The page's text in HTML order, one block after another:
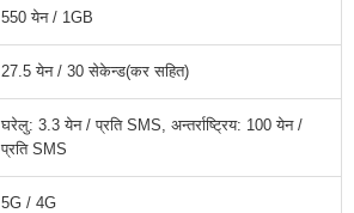
550 येन / 1GB
27.5 येन / 30 सेकेन्ड(कर सहित)
घरेलु: 3.3 येन / प्रति SMS, अन्तर्राष्ट्रिय: 100 येन /
प्रति SMS
5G / 4G